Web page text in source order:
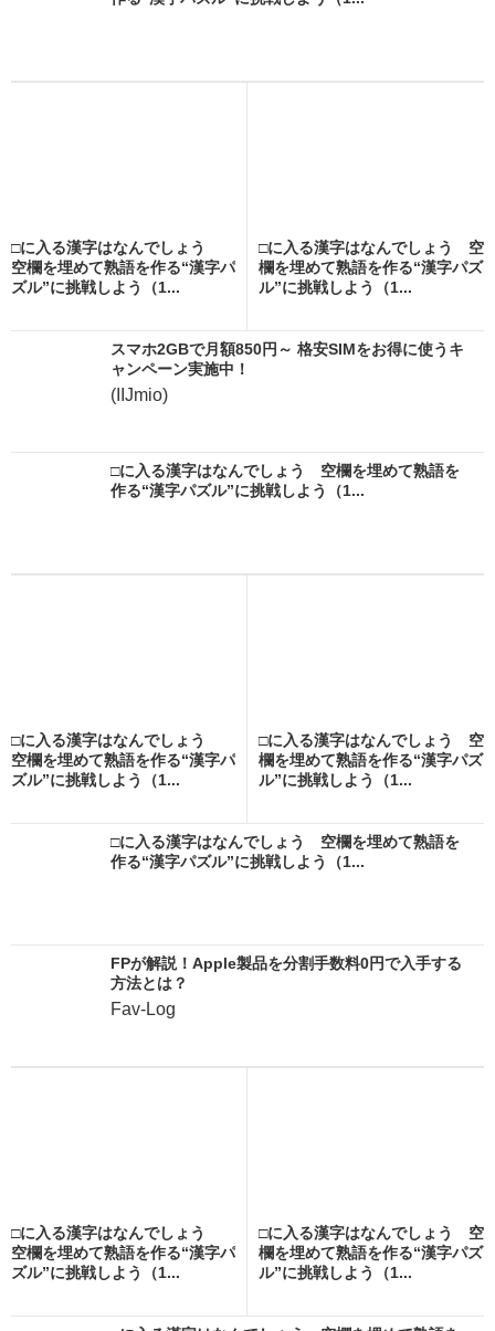
□に入る漢字はなんでしょう
空欄を埋めて熟語を作る“漢字パ
ズル”に挑戦しよう（1...
□に入る漢字はなんでしょう 空
欄を埋めて熟語を作る“漢字パズ
ル”に挑戦しよう（1...
スマホ2GBで月額850円～ 格安SIMをお得に使うキ
ャンペーン実施中！
(IIJmio)
□に入る漢字はなんでしょう 空欄を埋めて熟語を
作る“漢字パズル”に挑戦しよう（1...
□に入る漢字はなんでしょう
空欄を埋めて熟語を作る“漢字パ
ズル”に挑戦しよう（1...
□に入る漢字はなんでしょう 空
欄を埋めて熟語を作る“漢字パズ
ル”に挑戦しよう（1...
□に入る漢字はなんでしょう 空欄を埋めて熟語を
作る“漢字パズル”に挑戦しよう（1...
FPが解説！Apple製品を分割手数料0円で入手する
方法とは？
Fav-Log
□に入る漢字はなんでしょう
空欄を埋めて熟語を作る“漢字パ
ズル”に挑戦しよう（1...
□に入る漢字はなんでしょう 空
欄を埋めて熟語を作る“漢字パズ
ル”に挑戦しよう（1...